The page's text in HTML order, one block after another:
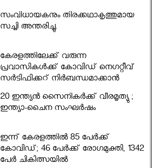
സംവിധായകനും തിരക്കഥാകൃത്തുമായ
സച്ചി അന്തരിച്ചു.
കേരളത്തിലേക്ക് വരുന്ന
പ്രവാസികള്‍ക്ക് കോവിഡ് നെഗറ്റീവ്
സര്‍ട്ടിഫിക്കറ്റ് നിർബന്ധമാക്കാൻ
മന്ത്രിസഭ
20 ഇന്ത്യൻ സൈനികർക്ക് വീരമൃത്യു ;
ഇന്ത്യാ-ചൈന സംഘർഷം
ഇന്ന് കേരളത്തിൽ 85 പേർക്ക്
കോവിഡ്; 46 പേർക്ക് രോഗമുക്തി, 1342
പേർ ചികിത്സയിൽ